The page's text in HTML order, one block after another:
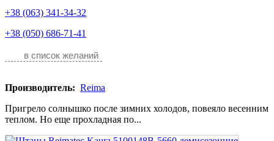
+38 (063) 341-34-32
+38 (050) 686-71-41
в список желаний
Производитель: Reima
Пригрело солнышко после зимних холодов, повеяло весенним
теплом. Но еще прохладная по...